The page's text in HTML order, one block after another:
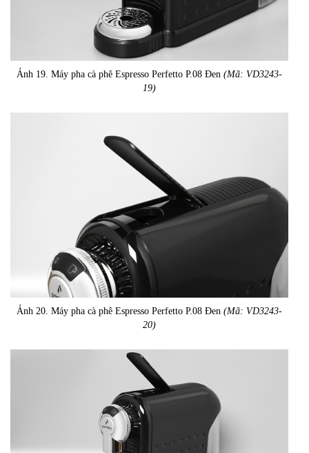
Ảnh 19. Máy pha cà phê Espresso Perfetto P.08 Đen (Mã: VD3243-
19)
Ảnh 20. Máy pha cà phê Espresso Perfetto P.08 Đen (Mã: VD3243-
20)